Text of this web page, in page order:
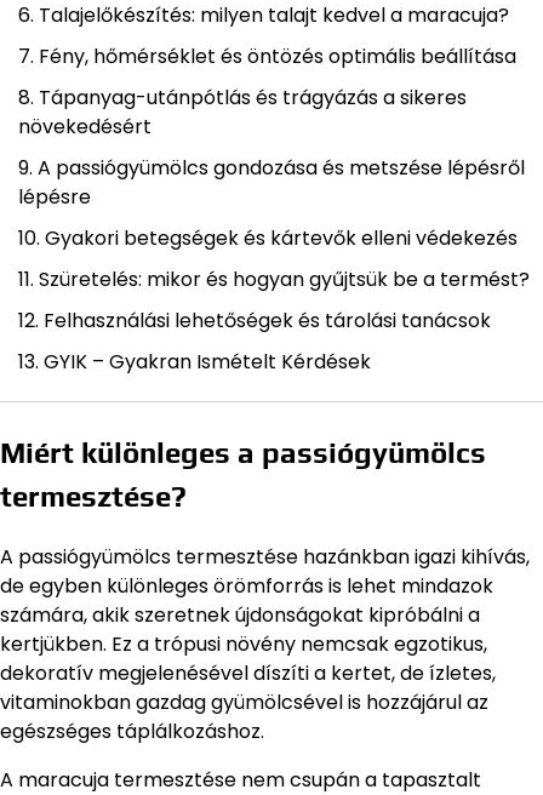
Talajelőkészítés: milyen talajt kedvel a maracuja?
Fény, hőmérséklet és öntözés optimális beállítása
Tápanyag-utánpótlás és trágyázás a sikeres
növekedésért
A passiógyümölcs gondozása és metszése lépésről
lépésre
Gyakori betegségek és kártevők elleni védekezés
Szüretelés: mikor és hogyan gyűjtsük be a termést?
Felhasználási lehetőségek és tárolási tanácsok
GYIK – Gyakran Ismételt Kérdések
Miért különleges a passiógyümölcs
termesztése?
A passiógyümölcs termesztése hazánkban igazi kihívás,
de egyben különleges örömforrás is lehet mindazok
számára, akik szeretnek újdonságokat kipróbálni a
kertjükben. Ez a trópusi növény nemcsak egzotikus,
dekoratív megjelenésével díszíti a kertet, de ízletes,
vitaminokban gazdag gyümölcsével is hozzájárul az
egészséges táplálkozáshoz.
A maracuja termesztése nem csupán a tapasztalt